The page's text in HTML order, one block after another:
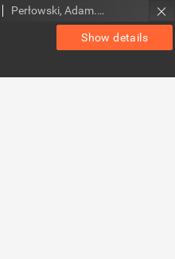
Show details
Perłowski, Adam. Red.